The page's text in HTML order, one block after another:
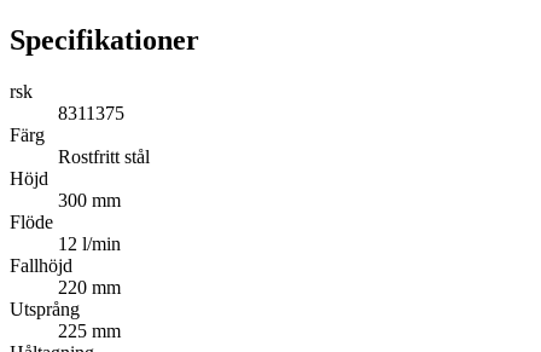
Specifikationer
rsk
8311375
Färg
Rostfritt stål
Höjd
300 mm
Flöde
12 l/min
Fallhöjd
220 mm
Utsprång
225 mm